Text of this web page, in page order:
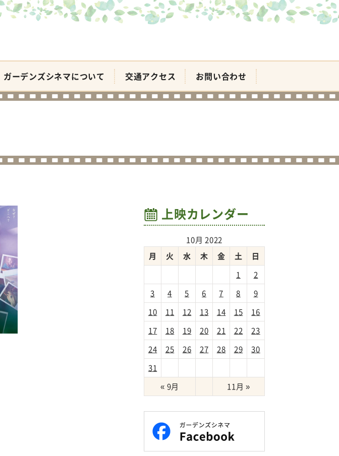
ガーデンズシネマについて 交通アクセス お問い合わせ
上映カレンダー
10月 2022
月
火 水 木 金 土
日
1
2
3
4 5 6 7 8
9
10
11 12 13 14 15
16
17
18 19 20 21 22
23
24
25 26 27 28 29
30
31
« 9月
11月 »